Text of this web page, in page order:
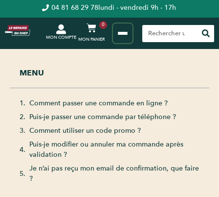
04 81 68 29 78lundi - vendredi 9h - 17h
MON COMPTE
0
MENU
Comment passer une commande en ligne ?
Puis-je passer une commande par téléphone ?
Comment utiliser un code promo ?
Puis-je modifier ou annuler ma commande après
validation ?
Je n’ai pas reçu mon email de confirmation, que faire
?